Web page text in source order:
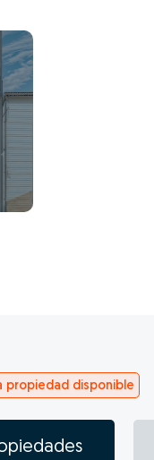
propiedad disponible